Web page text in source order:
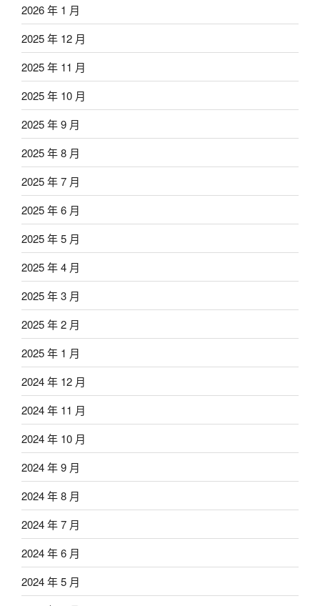
2026 年 1 月
2025 年 12 月
2025 年 11 月
2025 年 10 月
2025 年 9 月
2025 年 8 月
2025 年 7 月
2025 年 6 月
2025 年 5 月
2025 年 4 月
2025 年 3 月
2025 年 2 月
2025 年 1 月
2024 年 12 月
2024 年 11 月
2024 年 10 月
2024 年 9 月
2024 年 8 月
2024 年 7 月
2024 年 6 月
2024 年 5 月